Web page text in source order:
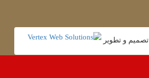
تصميم و تطوير